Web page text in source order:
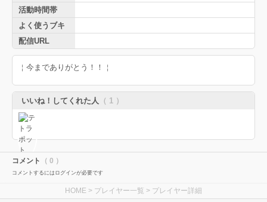
活動時間帯
よく使うブキ
配信URL
￤今までありがとう！！￤
いいね！してくれた人 （ 1 ）
コメント （ 0 ）
コメントするにはログインが必要です
HOME > プレイヤー一覧 > プレイヤー詳細